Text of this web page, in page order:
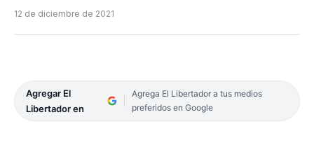
12 de diciembre de 2021
Agregar El
Libertador en
Agrega El Libertador a tus medios
preferidos en Google